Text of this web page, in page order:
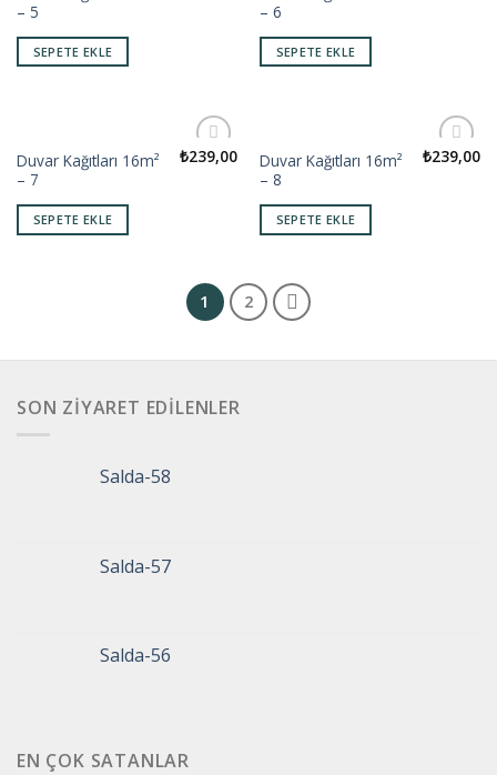
– 5
SEPETE EKLE
– 6
SEPETE EKLE
Add to
Duvar Kağıtları 16m²
– 7
₺239,00
SEPETE EKLE
Add to
Duvar Kağıtları 16m²
– 8
₺239,00
SEPETE EKLE
1 2
SON ZIYARET EDILENLER
Salda-58
Salda-57
Salda-56
EN ÇOK SATANLAR